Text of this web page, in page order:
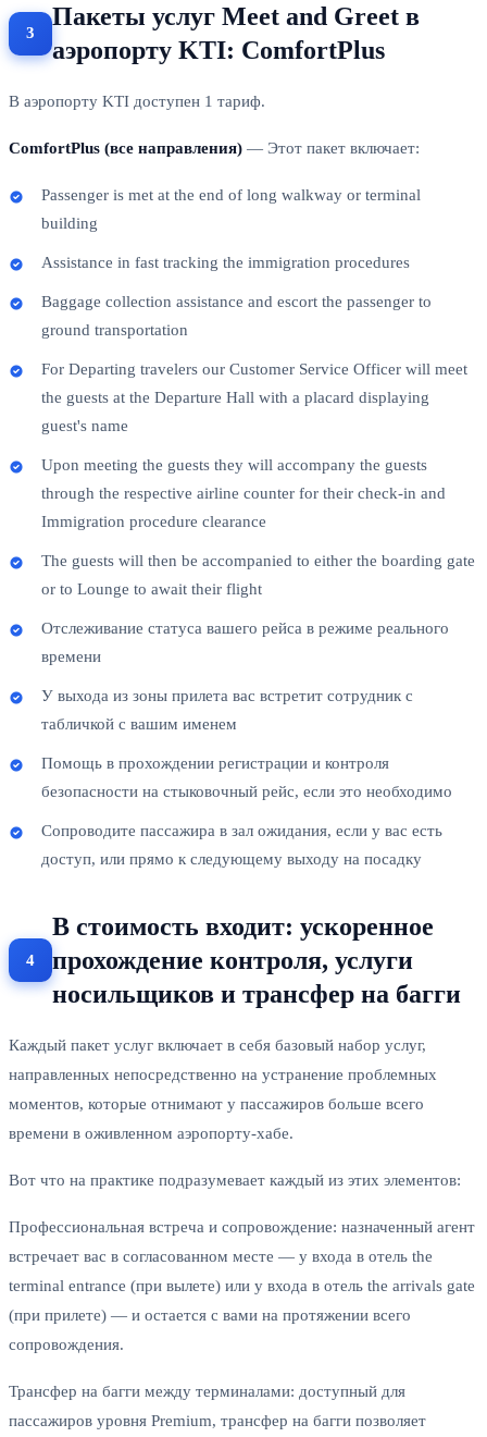
Пакеты услуг Meet and Greet в
аэропорту KTI: ComfortPlus
В аэропорту KTI доступен 1 тариф.
ComfortPlus (все направления) — Этот пакет включает:
Passenger is met at the end of long walkway or terminal
building
Assistance in fast tracking the immigration procedures
Baggage collection assistance and escort the passenger to
ground transportation
For Departing travelers our Customer Service Officer will meet
the guests at the Departure Hall with a placard displaying
guest's name
Upon meeting the guests they will accompany the guests
through the respective airline counter for their check-in and
Immigration procedure clearance
The guests will then be accompanied to either the boarding gate
or to Lounge to await their flight
Отслеживание статуса вашего рейса в режиме реального
времени
У выхода из зоны прилета вас встретит сотрудник с
табличкой с вашим именем
Помощь в прохождении регистрации и контроля
безопасности на стыковочный рейс, если это необходимо
Сопроводите пассажира в зал ожидания, если у вас есть
доступ, или прямо к следующему выходу на посадку
В стоимость входит: ускоренное
прохождение контроля, услуги
носильщиков и трансфер на багги
Каждый пакет услуг включает в себя базовый набор услуг,
направленных непосредственно на устранение проблемных
моментов, которые отнимают у пассажиров больше всего
времени в оживленном аэропорту-хабе.
Вот что на практике подразумевает каждый из этих элементов:
Профессиональная встреча и сопровождение: назначенный агент
встречает вас в согласованном месте — у входа в отель the
terminal entrance (при вылете) или у входа в отель the arrivals gate
(при прилете) — и остается с вами на протяжении всего
сопровождения.
Трансфер на багги между терминалами: доступный для
пассажиров уровня Premium, трансфер на багги позволяет